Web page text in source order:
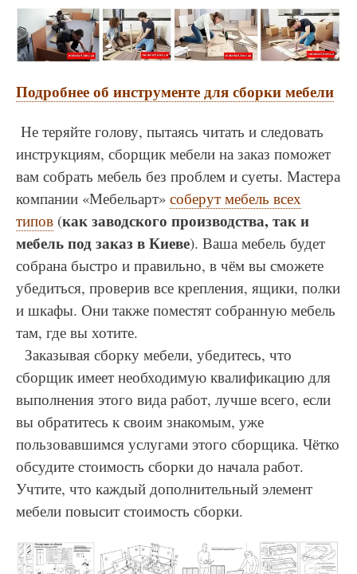
Подробнее об инструменте для сборки мебели
Не теряйте голову, пытаясь читать и следовать
инструкциям, сборщик мебели на заказ поможет
вам собрать мебель без проблем и суеты. Мастера
компании «Мебельарт» соберут мебель всех
типов (как заводского производства, так и
мебель под заказ в Киеве). Ваша мебель будет
собрана быстро и правильно, в чём вы сможете
убедиться, проверив все крепления, ящики, полки
и шкафы. Они также поместят собранную мебель
там, где вы хотите.
Заказывая сборку мебели, убедитесь, что
сборщик имеет необходимую квалификацию для
выполнения этого вида работ, лучше всего, если
вы обратитесь к своим знакомым, уже
пользовавшимся услугами этого сборщика. Чётко
обсудите стоимость сборки до начала работ.
Учтите, что каждый дополнительный элемент
мебели повысит стоимость сборки.